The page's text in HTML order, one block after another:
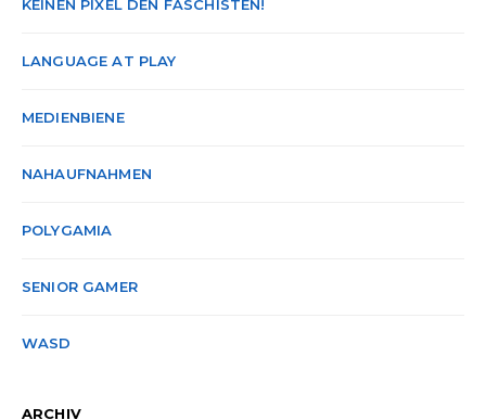
KEINEN PIXEL DEN FASCHISTEN!
LANGUAGE AT PLAY
MEDIENBIENE
NAHAUFNAHMEN
POLYGAMIA
SENIOR GAMER
WASD
ARCHIV